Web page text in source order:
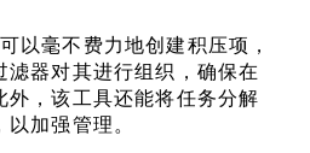
以毫不费力地创建积压项，
滤器对其进行组织，确保在
外，该工具还能将任务分解
加强管理。